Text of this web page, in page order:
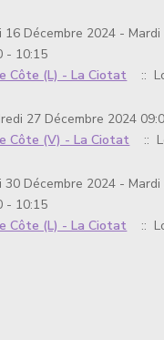
16 Décembre 2024 -
- 10:15
Côte (L) - La Ciotat
::
27 Décembre 2024
Côte (V) - La Ciotat
::
30 Décembre 2024 -
- 10:15
Côte (L) - La Ciotat
::